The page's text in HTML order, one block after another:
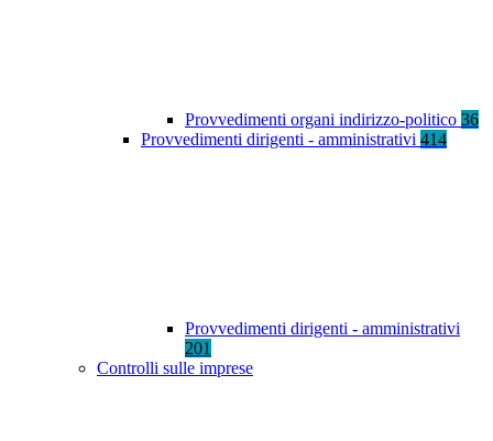
Provvedimenti organi indirizzo-politico 36
Provvedimenti dirigenti - amministrativi 414
Provvedimenti dirigenti - amministrativi
201
Controlli sulle imprese